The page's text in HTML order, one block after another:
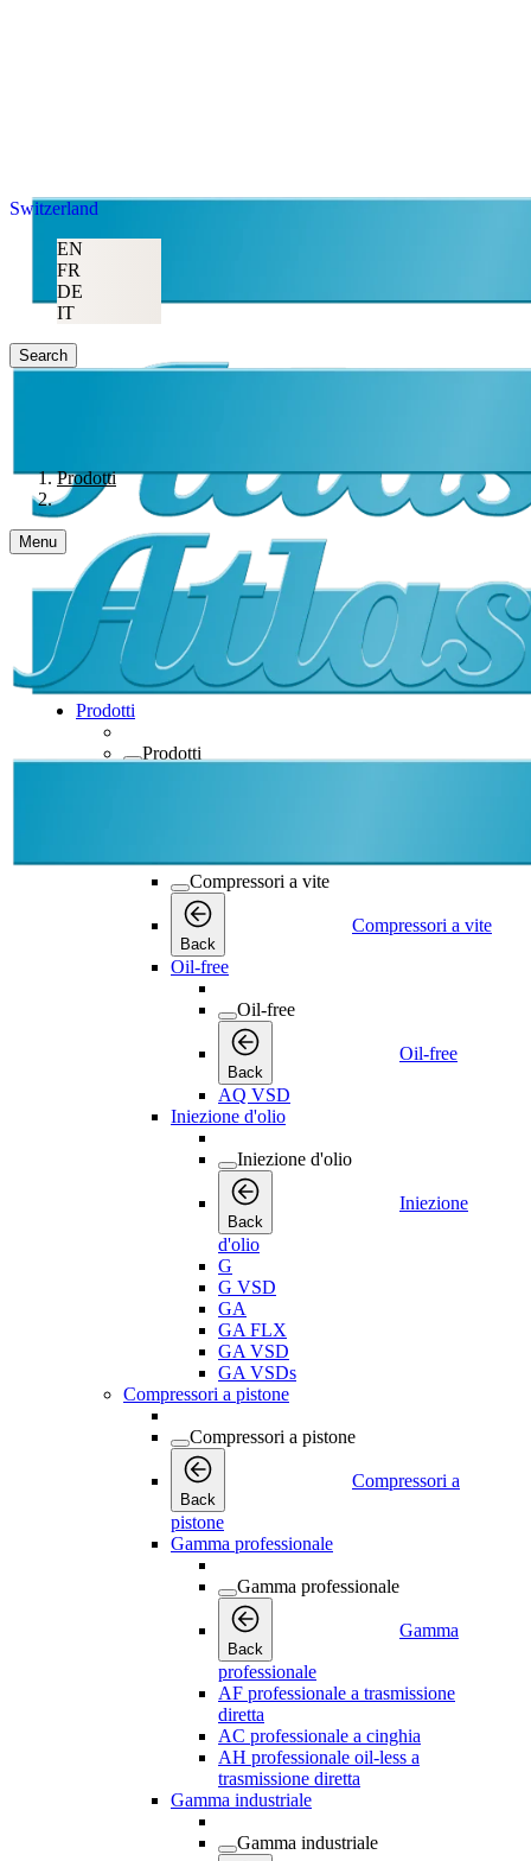
Switzerland
EN
FR
DE
IT
Search
Prodotti
Menu
Prodotti
Prodotti
Compressori a vite
Back
Compressori a vite
Oil-free
Oil-free
Back
Oil-free
AQ VSD
Iniezione d'olio
Iniezione d'olio
Back
Iniezione
d'olio
G
G VSD
GA
GA FLX
GA VSD
GA VSDs
Compressori a pistone
Compressori a pistone
Back
Compressori a
pistone
Gamma professionale
Gamma professionale
Back
Gamma
professionale
AF professionale a trasmissione
diretta
AC professionale a cinghia
AH professionale oil-less a
trasmissione diretta
Gamma industriale
Gamma industriale